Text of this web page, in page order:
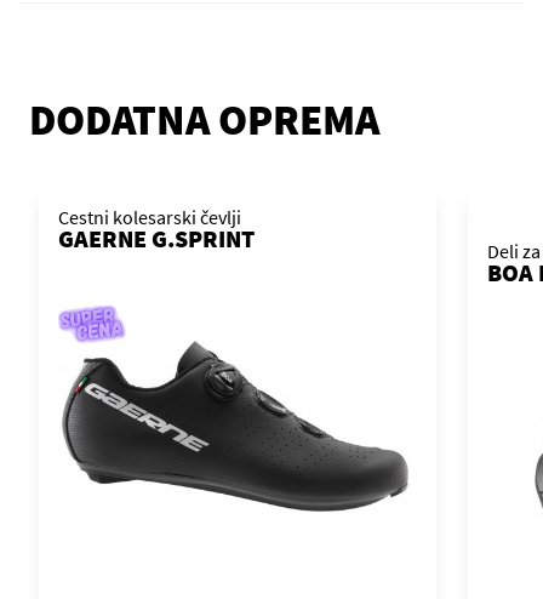
DODATNA OPREMA
Cestni kolesarski čevlji
GAERNE G.SPRINT Deli
BOA